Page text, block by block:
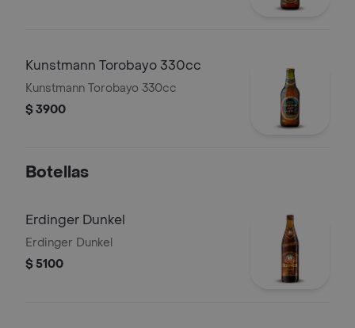
Kunstmann Torobayo 330cc
Kunstmann Torobayo 330cc
$ 3900
Botellas
Erdinger Dunkel
Erdinger Dunkel
$ 5100